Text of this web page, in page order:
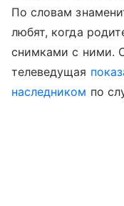
По словам
любят, когда
снимками с ними.
телеведущая
наследником по